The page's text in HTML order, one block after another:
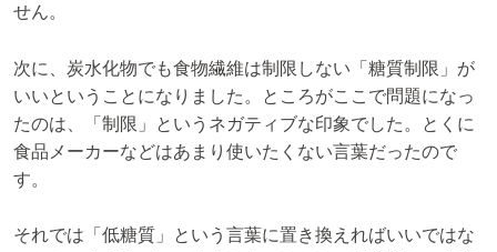
せん。
次に、炭水化物でも食物繊維は制限しない「糖質制限」が
いいということになりました。ところがここで問題になっ
たのは、「制限」というネガティブな印象でした。とくに
食品メーカーなどはあまり使いたくない言葉だったので
す。
それでは「低糖質」という言葉に置き換えればいいではな